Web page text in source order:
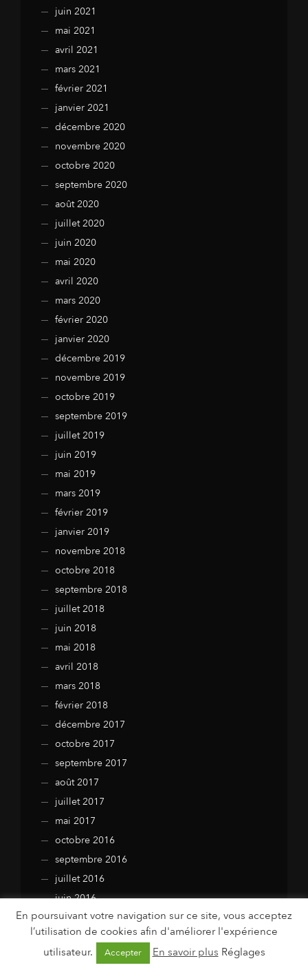
juin 2021
mai 2021
avril 2021
mars 2021
février 2021
janvier 2021
décembre 2020
novembre 2020
octobre 2020
septembre 2020
août 2020
juillet 2020
juin 2020
mai 2020
avril 2020
mars 2020
février 2020
janvier 2020
décembre 2019
novembre 2019
octobre 2019
septembre 2019
juillet 2019
juin 2019
mai 2019
mars 2019
février 2019
janvier 2019
novembre 2018
octobre 2018
septembre 2018
juillet 2018
juin 2018
mai 2018
avril 2018
mars 2018
février 2018
décembre 2017
octobre 2017
septembre 2017
août 2017
juillet 2017
mai 2017
octobre 2016
septembre 2016
juillet 2016
juin 2016
janvier 2016
juillet 2015
avril 2015
En poursuivant votre navigation sur ce site, vous acceptez
l’utilisation de cookies afin d'améliorer l'expérience
utilisateur.
Accepter En savoir plus Réglages